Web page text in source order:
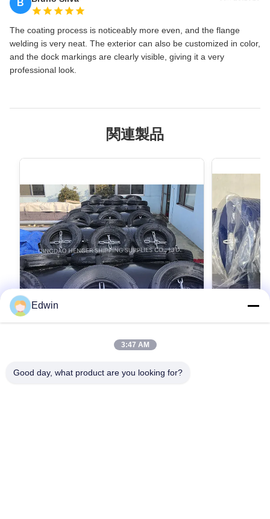
B
The coating process is noticeably more even, and the flange
welding is very neat. The exterior can also be customized in color,
and the dock markings are clearly visible, giving it a very
professional look.
関連製品
保護 船板 生産時間 5 ~ 10 日 耐久性 海洋
Edwin
3:47 AM
Good day, what product are you looking for?